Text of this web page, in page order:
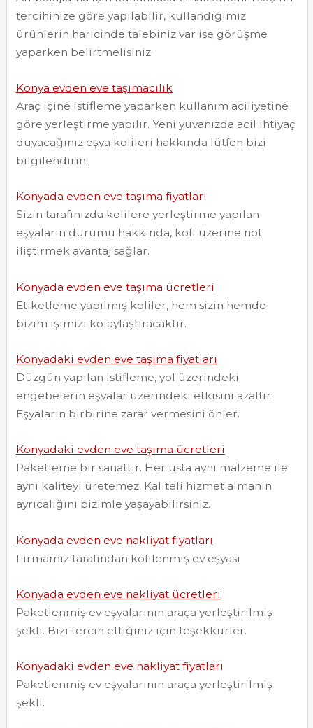
tercihinize göre yapılabilir, kullandığımız
ürünlerin haricinde talebiniz var ise görüşme
yaparken belirtmelisiniz.
Konya evden eve taşımacılık
Araç içine istifleme yaparken kullanım aciliyetine
göre yerleştirme yapılır. Yeni yuvanızda acil ihtiyaç
duyacağınız eşya kolileri hakkında lütfen bizi
bilgilendirin.
Konyada evden eve taşıma fiyatları
Sizin tarafınızda kolilere yerleştirme yapılan
eşyaların durumu hakkında, koli üzerine not
iliştirmek avantaj sağlar.
Konyada evden eve taşıma ücretleri
Etiketleme yapılmış koliler, hem sizin hemde
bizim işimizi kolaylaştıracaktır.
Konyadaki evden eve taşıma fiyatları
Düzgün yapılan istifleme, yol üzerindeki
engebelerin eşyalar üzerindeki etkisini azaltır.
Eşyaların birbirine zarar vermesini önler.
Konyadaki evden eve taşıma ücretleri
Paketleme bir sanattır. Her usta aynı malzeme ile
aynı kaliteyi üretemez. Kaliteli hizmet almanın
ayrıcalığını bizimle yaşayabilirsiniz.
Konyada evden eve nakliyat fiyatları
Firmamız tarafından kolilenmiş ev eşyası
Konyada evden eve nakliyat ücretleri
Paketlenmiş ev eşyalarının araça yerleştirilmiş
şekli. Bizi tercih ettiğiniz için teşekkürler.
Konyadaki evden eve nakliyat fiyatları
Paketlenmiş ev eşyalarının araça yerleştirilmiş
şekli.